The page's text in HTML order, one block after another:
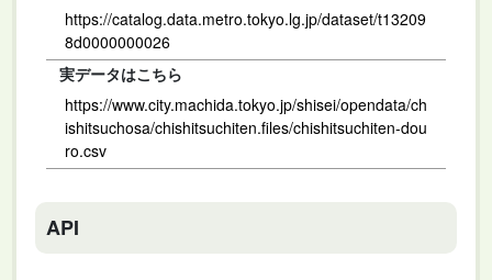
https://catalog.data.metro.tokyo.lg.jp/dataset/t13209
8d0000000026
実データはこちら
https://www.city.machida.tokyo.jp/shisei/opendata/ch
ishitsuchosa/chishitsuchiten.files/chishitsuchiten-dou
ro.csv
API